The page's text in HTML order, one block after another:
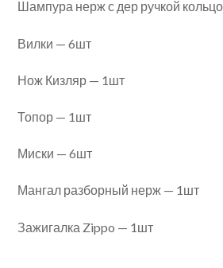
Шампура нерж с дер ручкой
Вилки — 6шт
Нож Кизляр — 1шт
Топор — 1шт
Миски — 6шт
Мангал разборный нерж — 1шт
Зажигалка Zippo — 1шт